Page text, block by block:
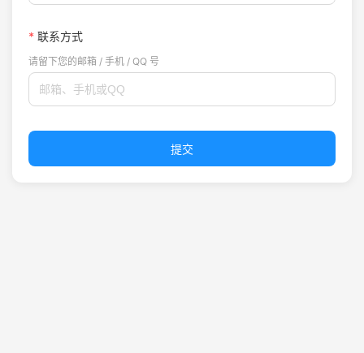
* 联系方式
请留下您的邮箱 / 手机 / QQ 号
提交